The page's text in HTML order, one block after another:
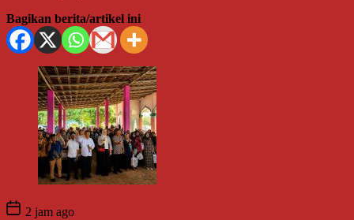
Bagikan berita/artikel ini
2 jam ago